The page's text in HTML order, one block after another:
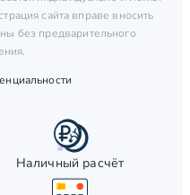
сайта вправе вносить
без предварительного
Наличный расчёт